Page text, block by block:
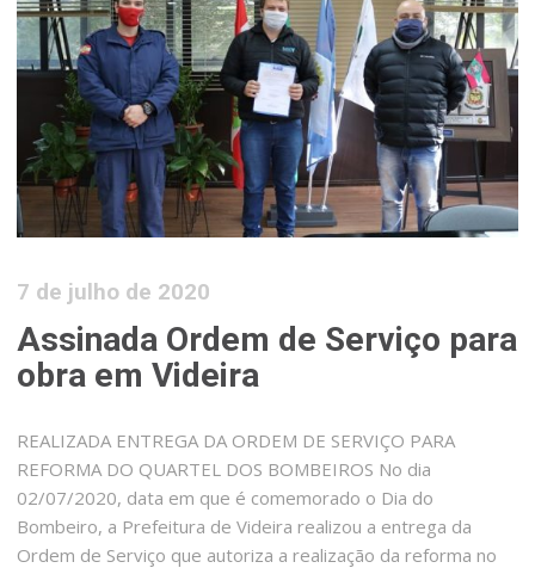
7 de julho de 2020
Assinada Ordem de Serviço para
obra em Videira
REALIZADA ENTREGA DA ORDEM DE SERVIÇO PARA
REFORMA DO QUARTEL DOS BOMBEIROS No dia
02/07/2020, data em que é comemorado o Dia do
Bombeiro, a Prefeitura de Videira realizou a entrega da
Ordem de Serviço que autoriza a realização da reforma no